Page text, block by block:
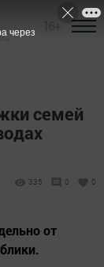
семей
335 0 0
от
через